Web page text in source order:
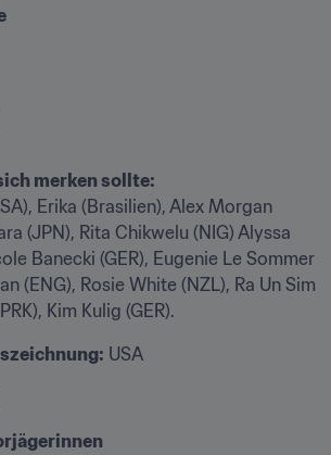
merken sollte:
Erika (Brasilien), Alex Morgan
(JPN), Rita Chikwelu (NIG) Alyssa
Banecki (GER), Eugenie Le Sommer
(ENG), Rosie White (NZL), Ra Un Sim
Kim Kulig (GER).
USA